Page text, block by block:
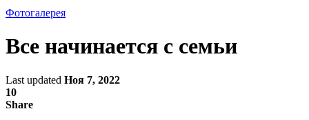
Фотогалерея
Все начинается с семьи
Last updated Ноя 7, 2022
10
Share